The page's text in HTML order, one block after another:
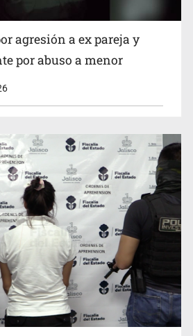
la ASEJ para recuperar fondos
agresión a ex pareja y
por abuso a menor